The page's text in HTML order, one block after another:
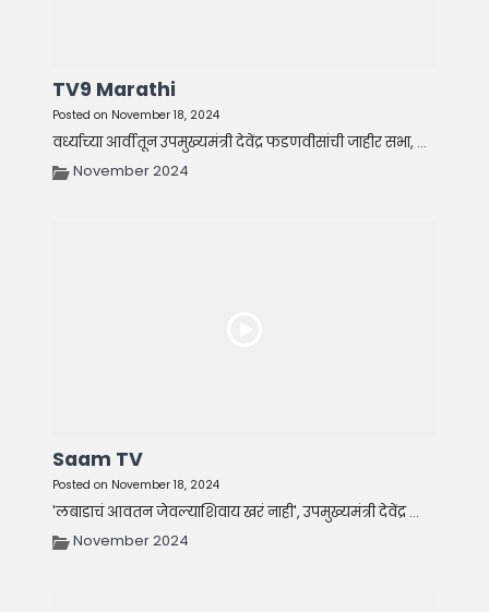
TV9 Marathi
Posted on November 18, 2024
वर्ध्याच्या आर्वीतून उपमुख्यमंत्री देवेंद्र फडणवीसांची जाहीर सभा, ...
November 2024
Saam TV
Posted on November 18, 2024
'लबाडाचं आवतन जेवल्याशिवाय खरं नाही', उपमुख्यमंत्री देवेंद्र ...
November 2024